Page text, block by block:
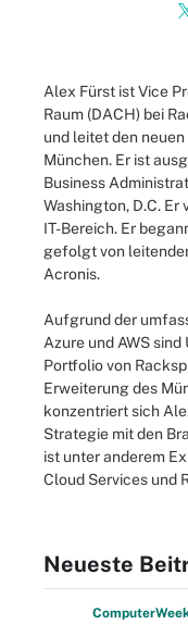
Alex Fürst ist Vice
Raum (DACH) bei
und leitet den
München. Er ist
Business
Washington, D.C.
IT-Bereich. Er
gefolgt von
Acronis.
Aufgrund der
Azure und AWS
Portfolio von
Erweiterung des
konzentriert sich
Strategie mit den
ist unter anderem
Cloud Services und
Neueste
Computer